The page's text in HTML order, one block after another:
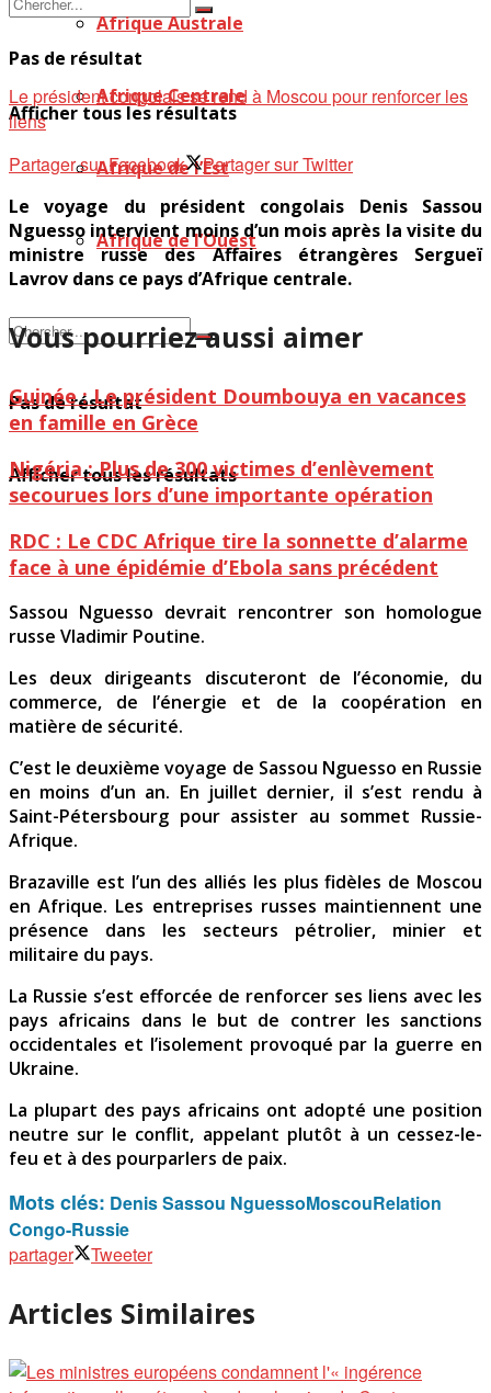
Pas de résultat
Afficher tous les résultats
Afrique Australe
Afrique Centrale
Afrique de l’Est
Afrique de l’Ouest
Pas de résultat
Afficher tous les résultats
Le président congolais se rend à Moscou pour renforcer les
liens
Partager sur Facebook
Partager sur Twitter
Le voyage du président congolais Denis Sassou
Nguesso intervient moins d’un mois après la visite du
ministre russe des Affaires étrangères Sergueï
Lavrov dans ce pays d’Afrique centrale.
Vous pourriez aussi aimer
Guinée : Le président Doumbouya en vacances
en famille en Grèce
Nigéria : Plus de 300 victimes d’enlèvement
secourues lors d’une importante opération
RDC : Le CDC Afrique tire la sonnette d’alarme
face à une épidémie d’Ebola sans précédent
Sassou Nguesso devrait rencontrer son homologue
russe Vladimir Poutine.
Les deux dirigeants discuteront de l’économie, du
commerce, de l’énergie et de la coopération en
matière de sécurité.
C’est le deuxième voyage de Sassou Nguesso en Russie
en moins d’un an. En juillet dernier, il s’est rendu à
Saint-Pétersbourg pour assister au sommet Russie-
Afrique.
Brazaville est l’un des alliés les plus fidèles de Moscou
en Afrique. Les entreprises russes maintiennent une
présence dans les secteurs pétrolier, minier et
militaire du pays.
La Russie s’est efforcée de renforcer ses liens avec les
pays africains dans le but de contrer les sanctions
occidentales et l’isolement provoqué par la guerre en
Ukraine.
La plupart des pays africains ont adopté une position
neutre sur le conflit, appelant plutôt à un cessez-le-
feu et à des pourparlers de paix.
Mots clés: Denis Sassou NguessoMoscouRelation
Congo-Russie
partager
Tweeter
Articles Similaires